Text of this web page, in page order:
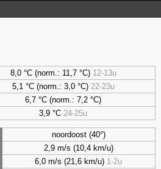
8,0 °C (norm.: 11,7 °C) 12-13u
5,1 °C (norm.: 3,0 °C) 22-23u
6,7 °C (norm.: 7,2 °C)
3,9 °C 24-25u
noordoost (40°)
2,9 m/s (10,4 km/u)
6,0 m/s (21,6 km/u) 1-2u